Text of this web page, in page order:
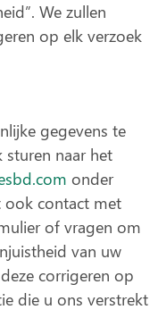
We zullen
op elk verzoek
gegevens te
sturen naar het
onder
ook contact met
of vragen om
van uw
corrigeren op
die u ons verstrekt